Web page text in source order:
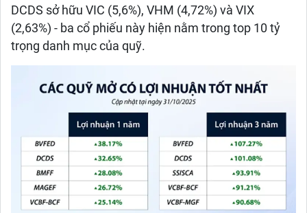
DCDS sở hữu VIC (5,6%), VHM (4,72%) và VIX
(2,63%) - ba cổ phiếu này hiện nằm trong top 10 tỷ
trọng danh mục của quỹ.